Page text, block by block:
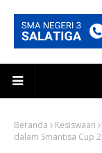
Beranda Kesiswaan
dalam Smantisa Cup 2